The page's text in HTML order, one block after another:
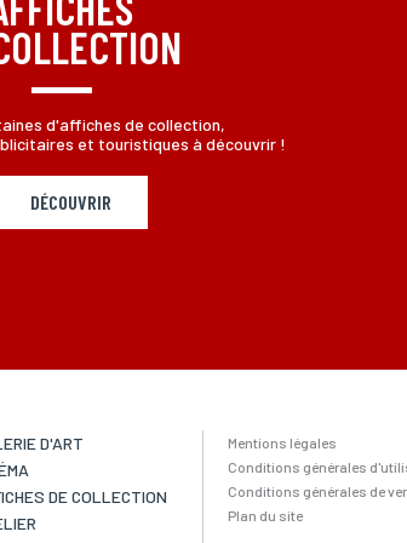
d'affiches de collection,
et touristiques à découvrir !
DÉCOUVRIR
D'ART
DE COLLECTION
Mentions légales
Conditions générales
Conditions générales de
Plan du site